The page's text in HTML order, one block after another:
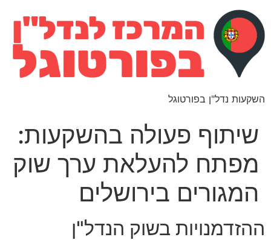
השקעות נדל"ן בפורטוגל
שיתוף פעולה בהשקעות:
מפתח להעלאת ערך שוק
המגורים בירושלים
ההזדמנויות בשוק הנדל"ן